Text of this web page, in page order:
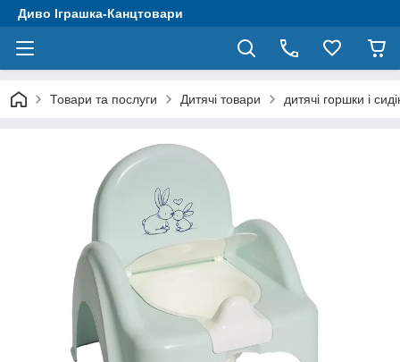
Диво Іграшка-Канцтовари
Товари та послуги Дитячі товари дитячі горшки і